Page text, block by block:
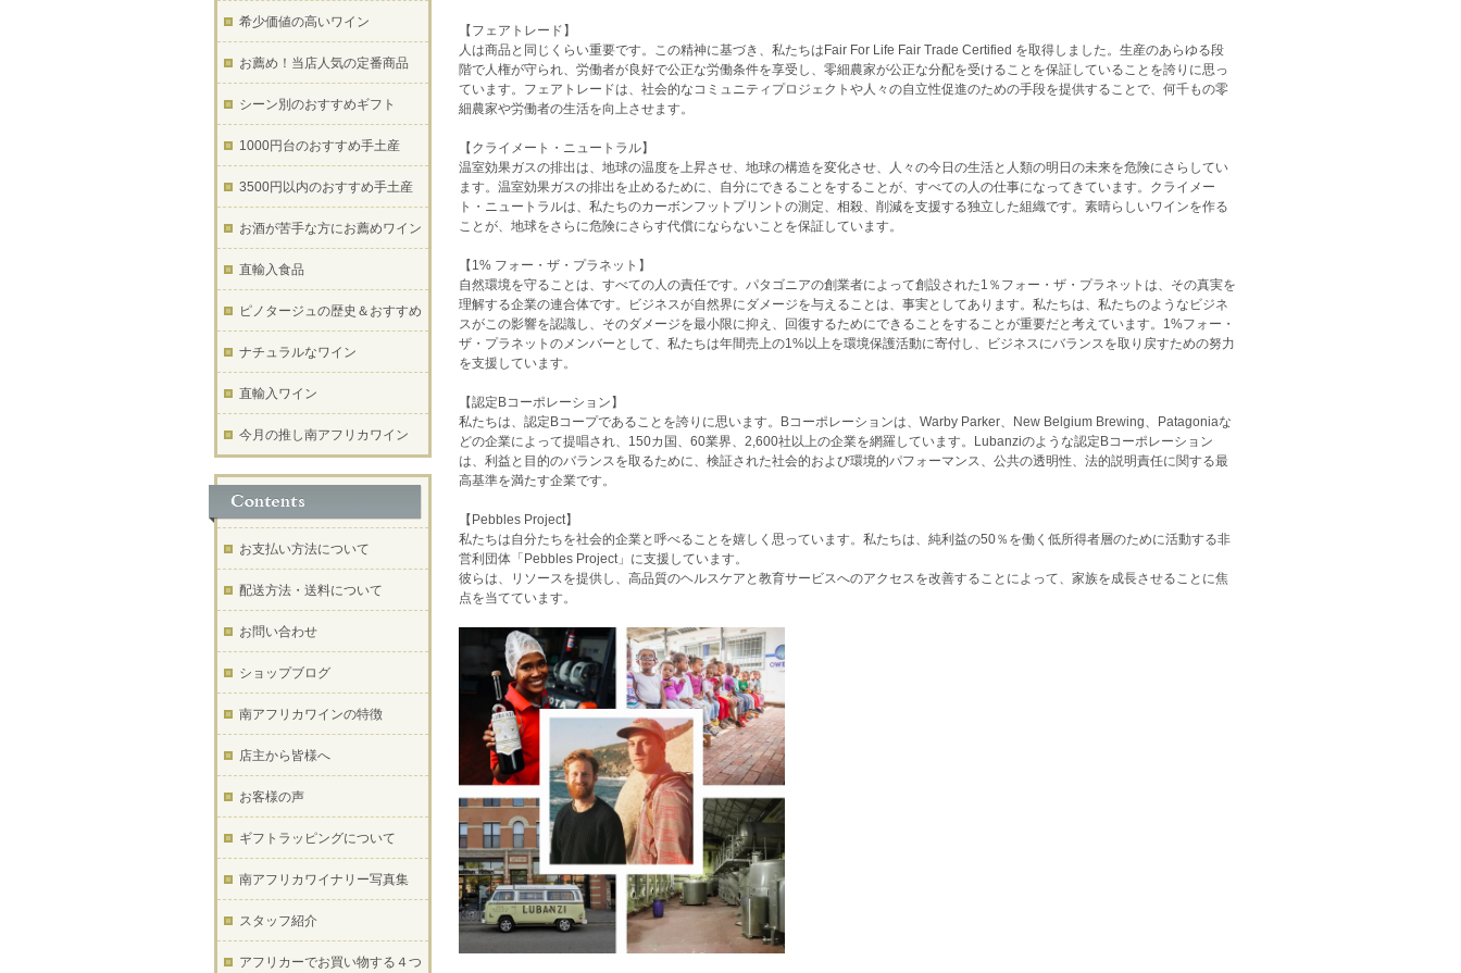
【フェアトレード】
人は商品と同じくらい重要です。この精神に基づき、私たちはFair For Life Fair Trade Certified を取得しました。生産のあらゆる段
階で人権が守られ、労働者が良好で公正な労働条件を享受し、零細農家が公正な分配を受けることを保証していることを誇りに思っ
ています。フェアトレードは、社会的なコミュニティプロジェクトや人々の自立性促進のための手段を提供することで、何千もの零
細農家や労働者の生活を向上させます。
【クライメート・ニュートラル】
温室効果ガスの排出は、地球の温度を上昇させ、地球の構造を変化させ、人々の今日の生活と人類の明日の未来を危険にさらしてい
ます。温室効果ガスの排出を止めるために、自分にできることをすることが、すべての人の仕事になってきています。クライメー
ト・ニュートラルは、私たちのカーボンフットプリントの測定、相殺、削減を支援する独立した組織です。素晴らしいワインを作る
ことが、地球をさらに危険にさらす代償にならないことを保証しています。
【1% フォー・ザ・プラネット】
自然環境を守ることは、すべての人の責任です。パタゴニアの創業者によって創設された1％フォー・ザ・プラネットは、その真実を
理解する企業の連合体です。ビジネスが自然界にダメージを与えることは、事実としてあります。私たちは、私たちのようなビジネ
スがこの影響を認識し、そのダメージを最小限に抑え、回復するためにできることをすることが重要だと考えています。1%フォー・
ザ・プラネットのメンバーとして、私たちは年間売上の1%以上を環境保護活動に寄付し、ビジネスにバランスを取り戻すための努力
を支援しています。
【認定Bコーポレーション】
私たちは、認定Bコープであることを誇りに思います。Bコーポレーションは、Warby Parker、New Belgium Brewing、Patagoniaな
どの企業によって提唱され、150カ国、60業界、2,600社以上の企業を網羅しています。Lubanziのような認定Bコーポレーション
は、利益と目的のバランスを取るために、検証された社会的および環境的パフォーマンス、公共の透明性、法的説明責任に関する最
高基準を満たす企業です。
【Pebbles Project】
私たちは自分たちを社会的企業と呼べることを嬉しく思っています。私たちは、純利益の50％を働く低所得者層のために活動する非
営利団体「Pebbles Project」に支援しています。
彼らは、リソースを提供し、高品質のヘルスケアと教育サービスへのアクセスを改善することによって、家族を成長させることに焦
点を当てています。
希少価値の高いワイン
お薦め！当店人気の定番商品
シーン別のおすすめギフト
1000円台のおすすめ手土産
3500円以内のおすすめ手土産
お酒が苦手な方にお薦めワイン
直輸入食品
ピノタージュの歴史＆おすすめ
ナチュラルなワイン
直輸入ワイン
今月の推し南アフリカワイン
お支払い方法について
配送方法・送料について
お問い合わせ
ショップブログ
南アフリカワインの特徴
店主から皆様へ
お客様の声
ギフトラッピングについて
南アフリカワイナリー写真集
スタッフ紹介
アフリカーでお買い物する４つ